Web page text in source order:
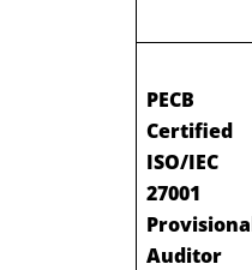
PECB
Certified
ISO/IEC
27001
Auditor